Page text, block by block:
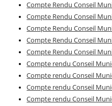
Compte Rendu Conseil
Compte Rendu Conseil
Compte Rendu Conseil
Compte Rendu Conseil
Compte Rendu Conseil
Compte rendu Conseil
Compte rendu Conseil
Compte rendu Conseil
Compte rendu Conseil